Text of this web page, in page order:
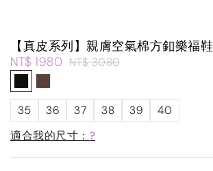
【真皮系列】親膚空氣棉方釦樂福鞋
NT$ 1980 NT$ 3080
35 36 37 38 39
40
適合我的尺寸： ?